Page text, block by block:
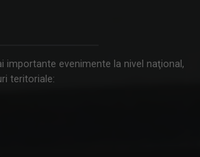
în realizarea de ...
importante evenimente la nivel naţional,
teritoriale: